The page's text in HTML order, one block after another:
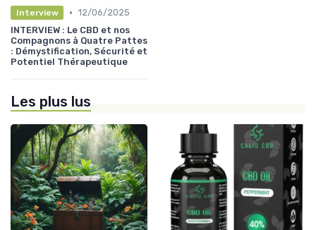
Interview • 12/06/2025
INTERVIEW : Le CBD et nos
Compagnons à Quatre Pattes
: Démystification, Sécurité et
Potentiel Thérapeutique
Les plus lus